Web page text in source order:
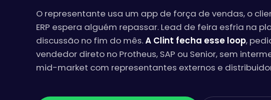
O representante usa um app de força de vendas, o
ERP espera alguém repassar. Lead de feira esfria na
discussão no fim do mês.A Clint fecha esse loop,
vendedor direto no Protheus, SAP ou Senior, sem
mid-market com representantes externos e